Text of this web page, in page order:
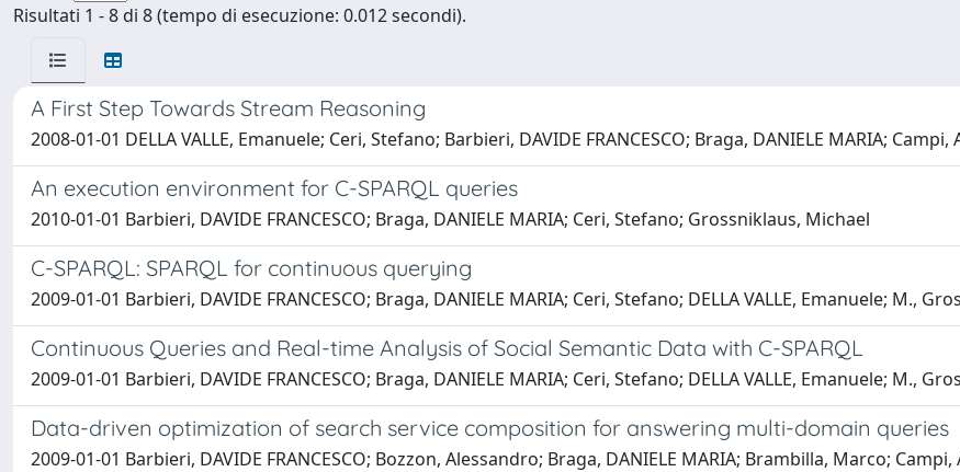
Risultati 1 - 8 di 8 (tempo di esecuzione: 0.012 secondi).
A First Step Towards Stream Reasoning
2008-01-01 DELLA VALLE, Emanuele; Ceri, Stefano; Barbieri, DAVIDE FRANCESCO; Braga, DANIELE MARIA;
An execution environment for C-SPARQL queries
2010-01-01 Barbieri, DAVIDE FRANCESCO; Braga, DANIELE MARIA; Ceri, Stefano; Grossniklaus, Michael
C-SPARQL: SPARQL for continuous querying
2009-01-01 Barbieri, DAVIDE FRANCESCO; Braga, DANIELE MARIA; Ceri, Stefano; DELLA VALLE, Emanuele; M.,
Continuous Queries and Real-time Analysis of Social Semantic Data with C-SPARQL
2009-01-01 Barbieri, DAVIDE FRANCESCO; Braga, DANIELE MARIA; Ceri, Stefano; DELLA VALLE, Emanuele; M.,
Data-driven optimization of search service composition for answering multi-domain queries
2009-01-01 Barbieri, DAVIDE FRANCESCO; Bozzon, Alessandro; Braga, DANIELE MARIA; Brambilla, Marco;